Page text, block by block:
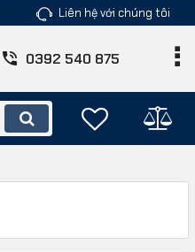
Liên hệ với chúng tôi
0392 540 875